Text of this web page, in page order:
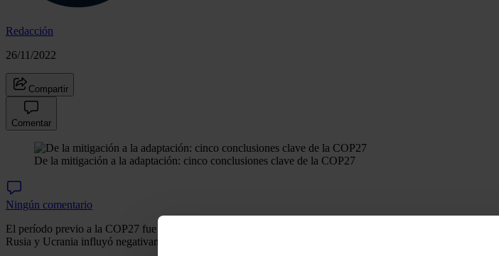
Redacción
26/11/2022
Compartir
Comentar
De la mitigación a la adaptación: cinco conclusiones clave de la COP27
Ningún comentario
El período previo a la COP27 fue desfavorable. Solo 26 de 193 países habían endurecido las promesas,
Rusia y Ucrania influyó negativamente para cambiar las prioridades a corto plazo. Entonces, ¿qué logros